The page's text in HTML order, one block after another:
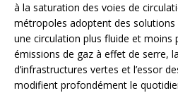
à la saturation des voies de
métropoles adoptent des
une circulation plus fluide et moins
émissions de gaz à effet de serre,
d’infrastructures vertes et l’essor
modifient profondément le